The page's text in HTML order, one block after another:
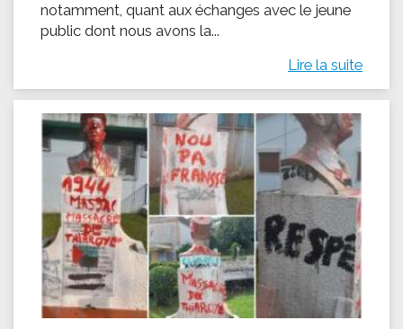
notamment, quant aux échanges avec le jeune
public dont nous avons la...
Lire la suite